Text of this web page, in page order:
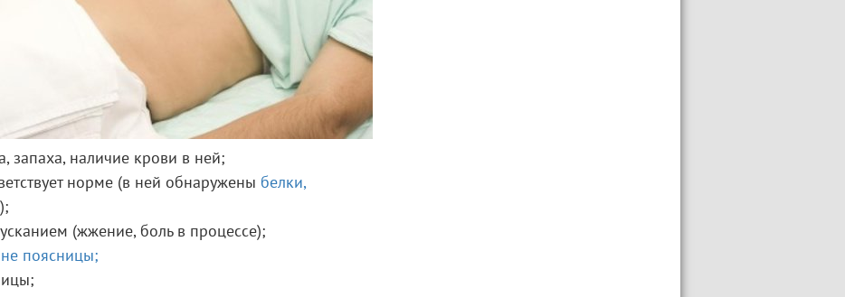
запаха, наличие крови в ней;
норме (в ней обнаружены белки,
(жжение, боль в процессе);
поясницы;